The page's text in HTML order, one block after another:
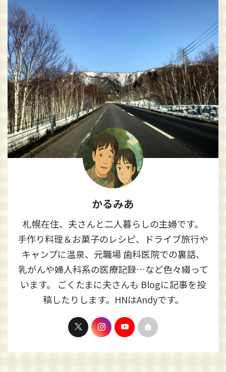
かるみあ
札幌在住、夫さんと二人暮らしの主婦です。
手作り料理＆お菓子のレシピ、ドライブ旅行や
キャンプに温泉、元職場 歯科医院での裏話、
乳がんや婦人科系の医療記録…など色々綴って
います。 ごくたまに夫さんも Blogに記事を投
稿したりします。HNはAndyです。